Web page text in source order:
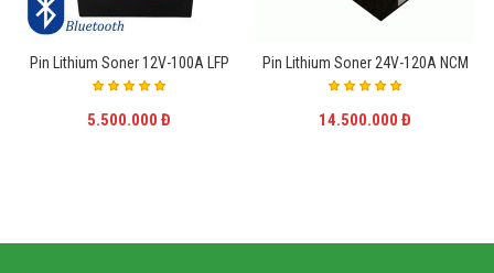
Pin Lithium Soner 12V-100A LFP
5.500.000 Đ
Pin Lithium Soner 24V-120A NCM
14.500.000 Đ